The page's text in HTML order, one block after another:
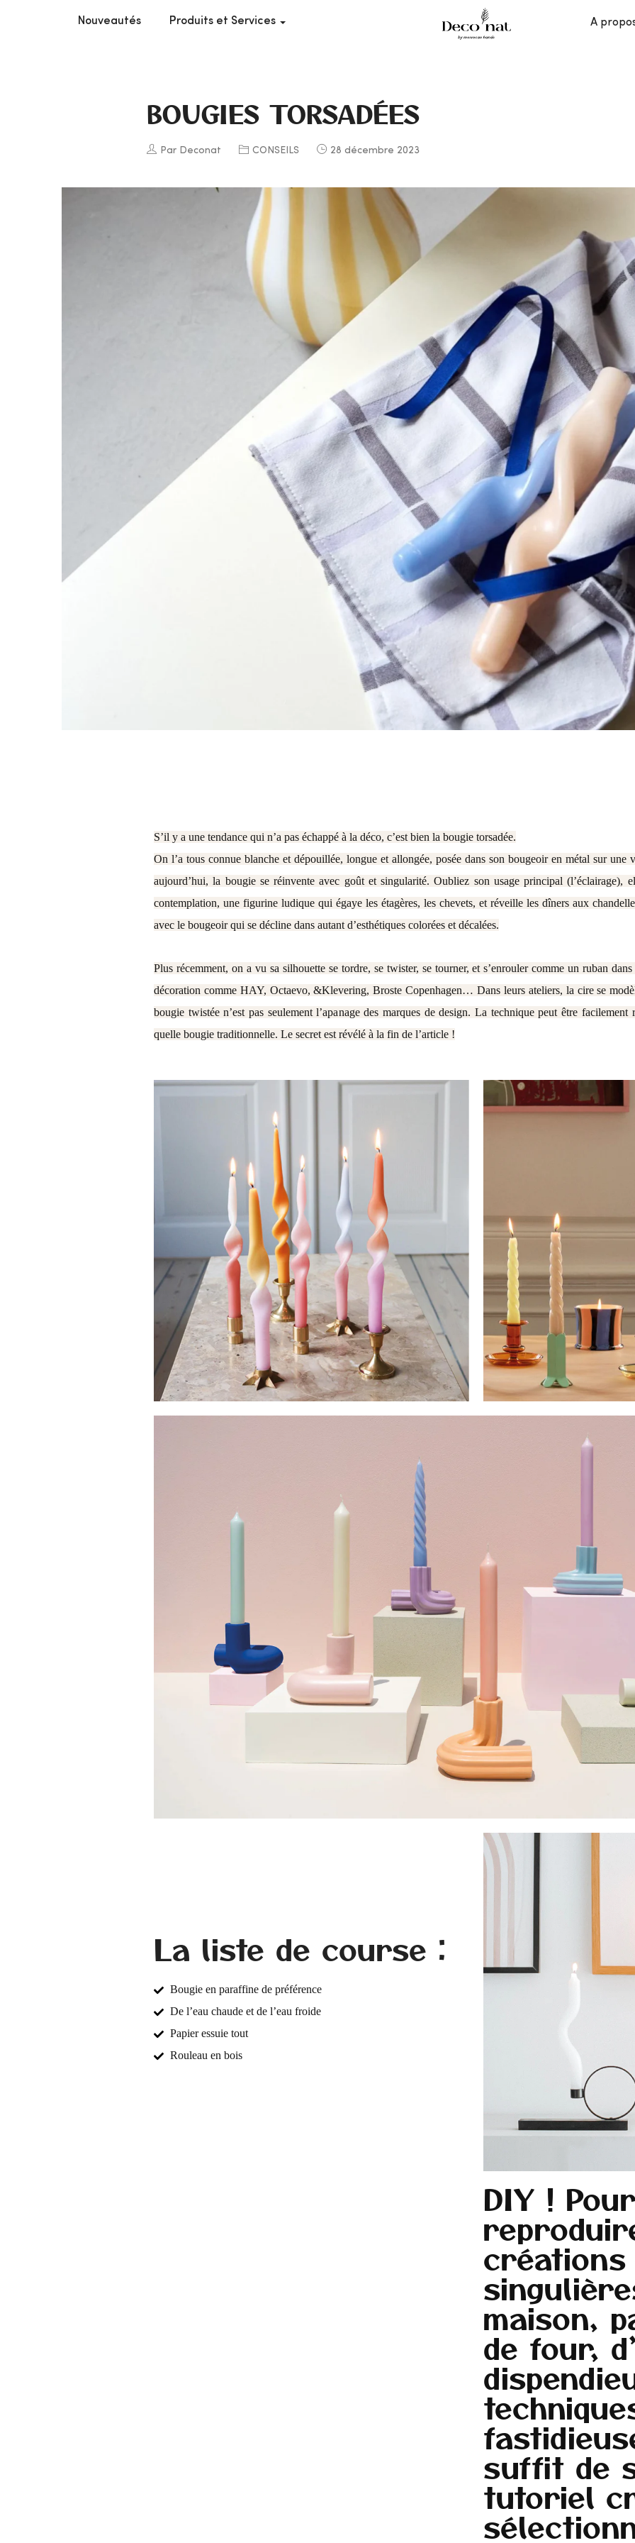
Nouveautés Produits et Services A
BOUGIES TORSADÉES
Par Deconat CONSEILS 28 décembre 2023
S’il y a une tendance qui n’a pas échappé à la déco, c’est bien la bougie torsadée.
On l’a tous connue blanche et dépouillée, longue et allongée, posée dans son bougeoir en métal sur une
aujourd’hui, la bougie se réinvente avec goût et singularité. Oubliez son usage principal (l’éclairage),
contemplation, une figurine ludique qui égaye les étagères, les chevets, et réveille les dîners aux
avec le bougeoir qui se décline dans autant d’esthétiques colorées et décalées.
Plus récemment, on a vu sa silhouette se tordre, se twister, se tourner, et s’enrouler comme un ruban
décoration comme HAY, Octaevo, &Klevering, Broste Copenhagen… Dans leurs ateliers, la cire se
bougie twistée n’est pas seulement l’apanage des marques de design. La technique peut être
quelle bougie traditionnelle. Le secret est révélé à la fin de l’article !
La liste de course :
Bougie en paraffine de préférence
De l’eau chaude et de l’eau froide
Papier essuie tout
Rouleau en bois
DIY !
créations
maison,
de four,
suffit de
tutoriel